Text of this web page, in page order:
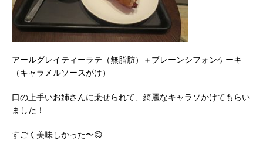
アールグレイティーラテ（無脂肪）＋プレーンシフォンケーキ
（キャラメルソースがけ）
口の上手いお姉さんに乗せられて、綺麗なキャラソかけてもらい
ました！
すごく美味しかった〜😋